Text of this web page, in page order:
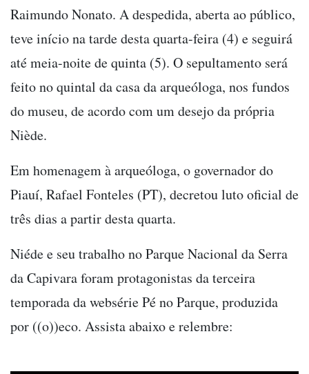
Raimundo Nonato. A despedida, aberta ao público,
teve início na tarde desta quarta-feira (4) e seguirá
até meia-noite de quinta (5). O sepultamento será
feito no quintal da casa da arqueóloga, nos fundos
do museu, de acordo com um desejo da própria
Niède.
Em homenagem à arqueóloga, o governador do
Piauí, Rafael Fonteles (PT), decretou luto oficial de
três dias a partir desta quarta.
Niéde e seu trabalho no Parque Nacional da Serra
da Capivara foram protagonistas da terceira
temporada da websérie Pé no Parque, produzida
por ((o))eco. Assista abaixo e relembre: